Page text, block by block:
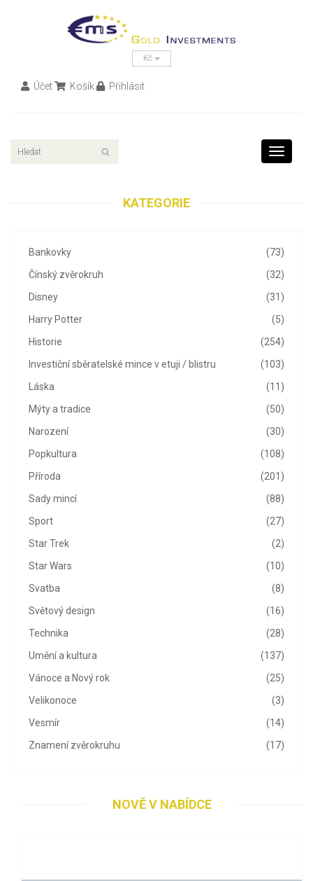
Kč
Účet Košík Přihlásit
Toggle
KATEGORIE
(73)
Bankovky
(32)
Čínský zvěrokruh
(31)
Disney
(5)
Harry Potter
(254)
Historie
(103)
Investiční sběratelské mince v etuji / blistru
(11)
Láska
(50)
Mýty a tradice
(30)
Narození
(108)
Popkultura
(201)
Příroda
(88)
Sady mincí
(27)
Sport
(2)
Star Trek
(10)
Star Wars
(8)
Svatba
(16)
Světový design
(28)
Technika
(137)
Umění a kultura
(25)
Vánoce a Nový rok
(3)
Velikonoce
(14)
Vesmír
(17)
Znamení zvěrokruhu
NOVĚ V NABÍDCE